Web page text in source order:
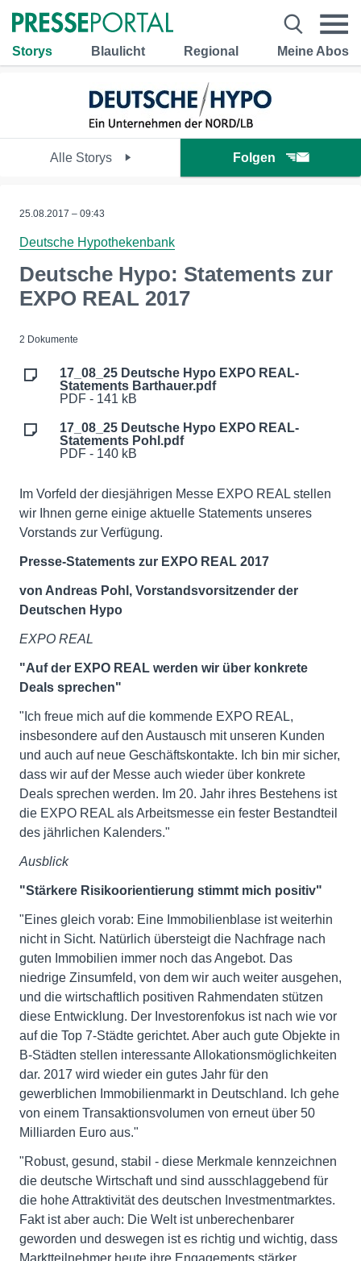
Storys Blaulicht Regional Meine Abos
Alle Storys Folgen
25.08.2017 – 09:43
Deutsche Hypothekenbank
Deutsche Hypo: Statements zur
EXPO REAL 2017
2 Dokumente
17_08_25 Deutsche Hypo EXPO REAL-
Statements Barthauer.pdf
PDF - 141 kB
17_08_25 Deutsche Hypo EXPO REAL-
Statements Pohl.pdf
PDF - 140 kB
Im Vorfeld der diesjährigen Messe EXPO REAL stellen
wir Ihnen gerne einige aktuelle Statements unseres
Vorstands zur Verfügung.
Presse-Statements zur EXPO REAL 2017
von Andreas Pohl, Vorstandsvorsitzender der
Deutschen Hypo
EXPO REAL
"Auf der EXPO REAL werden wir über konkrete
Deals sprechen"
"Ich freue mich auf die kommende EXPO REAL,
insbesondere auf den Austausch mit unseren Kunden
und auch auf neue Geschäftskontakte. Ich bin mir sicher,
dass wir auf der Messe auch wieder über konkrete
Deals sprechen werden. Im 20. Jahr ihres Bestehens ist
die EXPO REAL als Arbeitsmesse ein fester Bestandteil
des jährlichen Kalenders."
Ausblick
"Stärkere Risikoorientierung stimmt mich positiv"
"Eines gleich vorab: Eine Immobilienblase ist weiterhin
nicht in Sicht. Natürlich übersteigt die Nachfrage nach
guten Immobilien immer noch das Angebot. Das
niedrige Zinsumfeld, von dem wir auch weiter ausgehen,
und die wirtschaftlich positiven Rahmendaten stützen
diese Entwicklung. Der Investorenfokus ist nach wie vor
auf die Top 7-Städte gerichtet. Aber auch gute Objekte in
B-Städten stellen interessante Allokationsmöglichkeiten
dar. 2017 wird wieder ein gutes Jahr für den
gewerblichen Immobilienmarkt in Deutschland. Ich gehe
von einem Transaktionsvolumen von erneut über 50
Milliarden Euro aus."
"Robust, gesund, stabil - diese Merkmale kennzeichnen
die deutsche Wirtschaft und sind ausschlaggebend für
die hohe Attraktivität des deutschen Investmentmarktes.
Fakt ist aber auch: Die Welt ist unberechenbarer
geworden und deswegen ist es richtig und wichtig, dass
Marktteilnehmer heute ihre Engagements stärker